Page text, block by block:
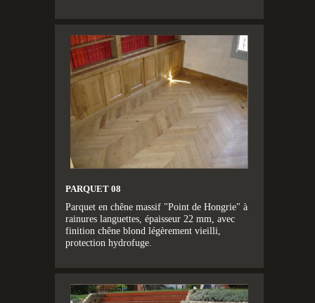
PARQUET 08
Parquet en chêne massif "Point de Hongrie" à
rainures languettes, épaisseur 22 mm, avec
finition chêne blond légèrement vieilli,
protection hydrofuge.